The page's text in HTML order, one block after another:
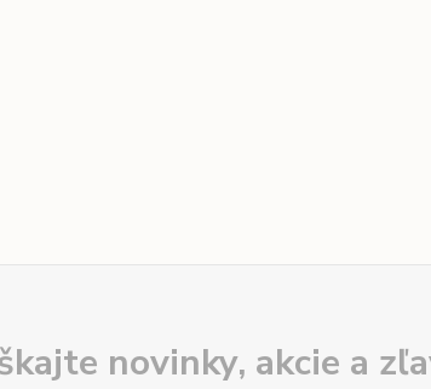
novinky, akcie a